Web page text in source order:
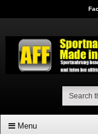
Menu